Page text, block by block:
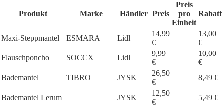
Produkt Marke Händler Preis
Preis
pro
Einheit
Rabatt
Maxi-Steppmantel ESMARA Lidl
14,99
€
13,00
€
Flauschponcho
SOCCX Lidl
9,99
€
10,00
€
Bademantel
TIBRO JYSK
26,50
€
8,49 €
Bademantel Lerum JYSK
12,50
€
5,49 €